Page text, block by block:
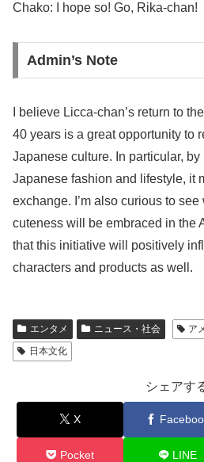
Chako: I hope so! Go, Rika-chan!
Admin’s Note
I believe Licca-chan’s return to
40 years is a great opportunity to
Japanese culture. In particular,
Japanese fashion and lifestyle, it
exchange. I’m also curious to see
cuteness will be embraced in the
that this initiative will positively
characters and products as well.
エンタメ ニュース・社会 ア
日本文化
シェアす
X
Pocket LINE